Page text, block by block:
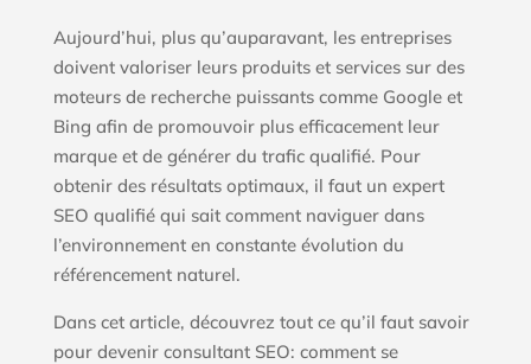
Aujourd’hui, plus qu’auparavant, les entreprises
doivent valoriser leurs produits et services sur des
moteurs de recherche puissants comme Google et
Bing afin de promouvoir plus efficacement leur
marque et de générer du trafic qualifié. Pour
obtenir des résultats optimaux, il faut un expert
SEO qualifié qui sait comment naviguer dans
l’environnement en constante évolution du
référencement naturel.
Dans cet article, découvrez tout ce qu’il faut savoir
pour devenir consultant SEO: comment se